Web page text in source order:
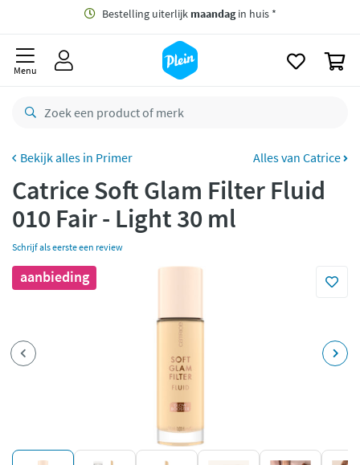
Gratis bezorging vanaf 35,- *
Bestelling uiterlijkmaandag
retourneren
Betaal met Klarna
Menu
Primer Alles van Catrice
Catrice Soft Glam Filter Fluid
010 Fair - Light 30 ml
Schrijf als eerste een review
aanbieding